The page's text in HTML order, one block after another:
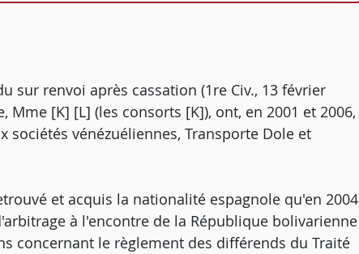
sur renvoi après cassation (1re Civ., 13 février
Mme [K] [L] (les consorts [K]), ont, en 2001 et 2006,
sociétés vénézuéliennes, Transporte Dole et
et acquis la nationalité espagnole qu'en 2004
à l'encontre de la République bolivarienne
concernant le règlement des différends du Traité